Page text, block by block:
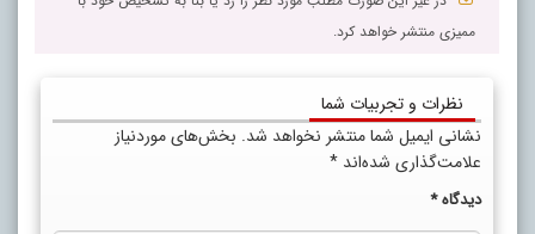
ممیزی منتشر خواهد کرد.
نظرات و تجربیات شما
نشانی ایمیل شما منتشر نخواهد شد. بخش‌های موردنیاز
علامت‌گذاری شده‌اند *
دیدگاه*